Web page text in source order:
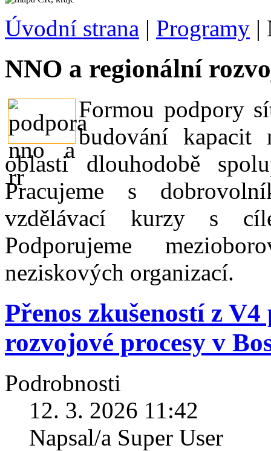
Úvodní strana | Programy |
NNO a regionální
Formou podpory
budování kapacit
oblasti dlouhodobě
Pracujeme s
vzdělávací kurzy s
Podporujeme
neziskových organizací.
Přenos zkušeností z
rozvojové procesy v
Podrobnosti
12. 3. 2026 11:42
Napsal/a Super User